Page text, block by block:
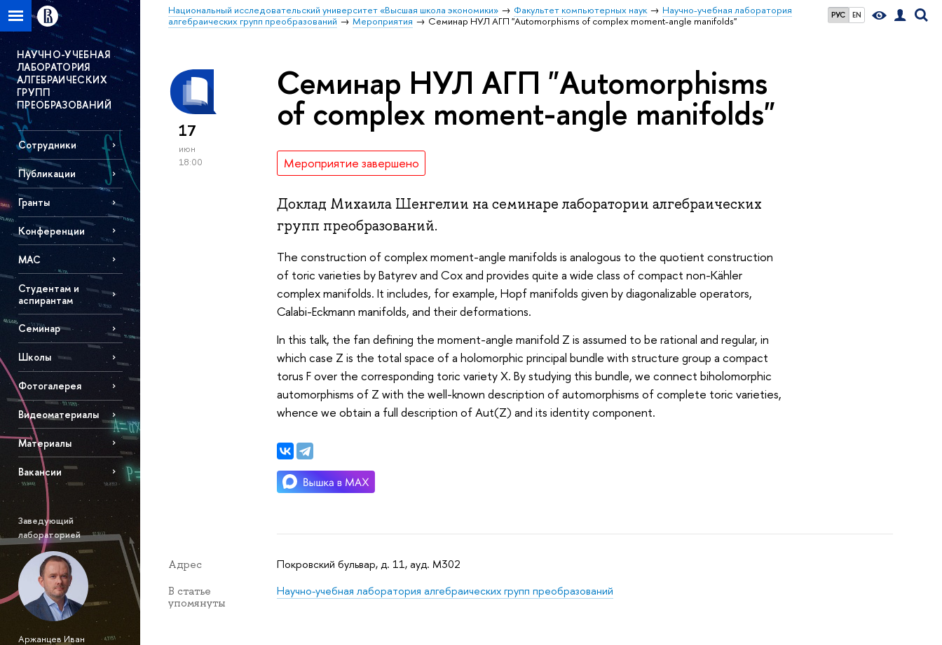
РУС EN
Национальный исследовательский университет «Высшая школа экономики» Факультет компьютерных наук
Научно-учебная лаборатория
алгебраических групп преобразований
Мероприятия Семинар НУЛ АГП "Automorphisms of complex moment-angle manifolds"
НАУЧНО-УЧЕБНАЯ
ЛАБОРАТОРИЯ
АЛГЕБРАИЧЕСКИХ
ГРУПП
ПРЕОБРАЗОВАНИЙ
Сотрудники
Публикации
Гранты
Конференции
МАС
Студентам и
аспирантам
Семинар
Школы
Фотогалерея
Видеоматериалы
Материалы
Вакансии
Заведующий
лабораторией
Аржанцев Иван
17
июн
18:00
Семинар НУЛ АГП "Automorphisms
of complex moment-angle manifolds"
Мероприятие завершено
Доклад Михаила Шенгелии на семинаре лаборатории алгебраических
групп преобразований.
The construction of complex moment-angle manifolds is analogous to the quotient construction
of toric varieties by Batyrev and Cox and provides quite a wide class of compact non-Kähler
complex manifolds. It includes, for example, Hopf manifolds given by diagonalizable operators,
Calabi-Eckmann manifolds, and their deformations.
In this talk, the fan defining the moment-angle manifold Z is assumed to be rational and regular, in
which case Z is the total space of a holomorphic principal bundle with structure group a compact
torus F over the corresponding toric variety X. By studying this bundle, we connect biholomorphic
automorphisms of Z with the well-known description of automorphisms of complete toric varieties,
whence we obtain a full description of Aut(Z) and its identity component.
Адрес Покровский бульвар, д. 11, ауд. M302
В статье
упомянуты
Научно-учебная лаборатория алгебраических групп преобразований